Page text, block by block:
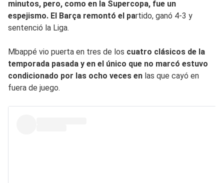
minutos, pero, como en la Supercopa, fue un
espejismo. El Barça remontó el partido, ganó 4-3 y
sentenció la Liga.
Mbappé vio puerta en tres de los cuatro clásicos de la
temporada pasada y en el único que no marcó estuvo
condicionado por las ocho veces en las que cayó en
fuera de juego.